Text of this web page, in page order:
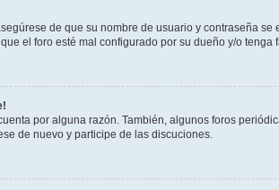
de que su nombre de usuario y contraseña
el foro esté mal configurado por su dueño y/o
por alguna razón. También, algunos foros
de nuevo y participe de las discuciones.